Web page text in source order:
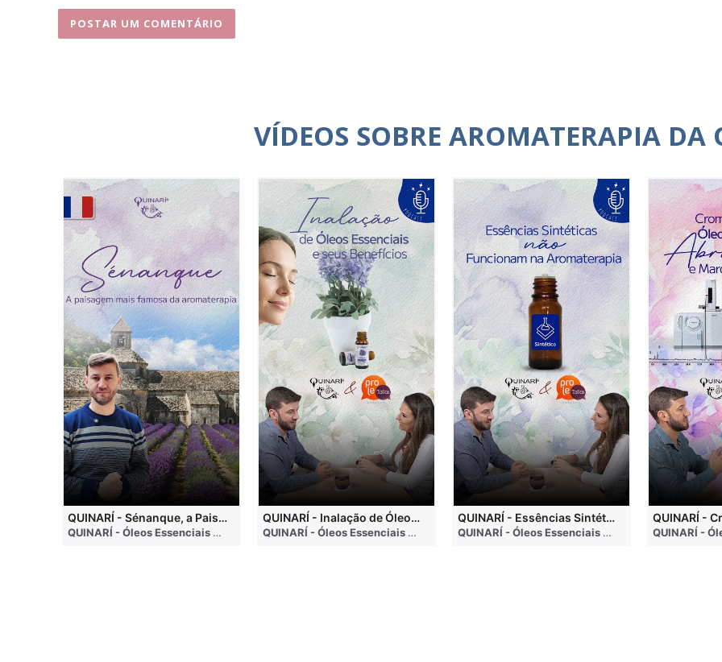
VÍDEOS SOBRE AROMATERAPIA DA
• 4 months ago
QUINARÍ - Sénanque, a Paisagem Mais Famosa da Aromaterapia
QUINARÍ - Óleos Essenciais e Aromaterapia • 3 weeks ago
QUINARÍ - Inalação de Óleos Essenciais e Seus Benefícios
QUINARÍ - Óleos Essenciais e Aromaterapia • 3 months ago
QUINARÍ - Essências Sintéticas NÃO Funcionam na Aromaterapia
QUINARÍ - Óleos Essenciais e Aromaterapia • 3